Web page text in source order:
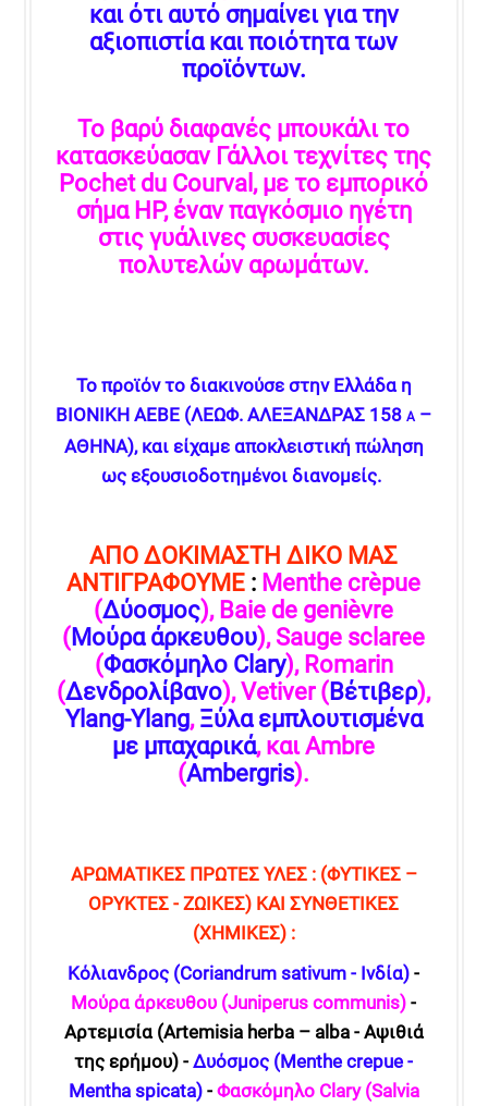
και ότι αυτό σημαίνει για την
αξιοπιστία και ποιότητα των
προϊόντων.
Το βαρύ διαφανές μπουκάλι το
κατασκεύασαν Γάλλοι τεχνίτες της
Pochet du Courval, με το εμπορικό
σήμα HP, έναν παγκόσμιο ηγέτη
στις γυάλινες συσκευασίες
πολυτελών αρωμάτων.
Το προϊόν το διακινούσε στην Ελλάδα η
ΒΙΟΝΙΚΗ ΑΕΒΕ (ΛΕΩΦ. ΑΛΕΞΑΝΔΡΑΣ 158Α –
ΑΘΗΝΑ), και είχαμε αποκλειστική πώληση
ως εξουσιοδοτημένοι διανομείς.
ΑΠΟ ΔΟΚΙΜΑΣΤΗ ΔΙΚΟ ΜΑΣ
ΑΝΤΙΓΡΑΦΟΥΜΕ : Menthe crèpue
(Δύοσμος), Baie de genièvre
(Μούρα άρκευθου), Sauge sclaree
(Φασκόμηλο Clary), Romarin
(Δενδρολίβανο), Vetiver (Βέτιβερ),
Ylang-Ylang, Ξύλα εμπλουτισμένα
με μπαχαρικά, και Ambre
(Ambergris).
ΑΡΩΜΑΤΙΚΕΣ ΠΡΩΤΕΣ ΥΛΕΣ : (ΦΥΤΙΚΕΣ –
ΟΡΥΚΤΕΣ - ΖΩΙΚΕΣ) ΚΑΙ ΣΥΝΘΕΤΙΚΕΣ
(ΧΗΜΙΚΕΣ) :
Κόλιανδρος (Coriandrum sativum - Ινδία) -
Μούρα άρκευθου (Juniperus communis) -
Αρτεμισία (Artemisia herba – alba - Αψιθιά
της ερήμου) -Δυόσμος (Menthe crepue -
Mentha spicata)- ΦασκόμηλοClary (Salvia